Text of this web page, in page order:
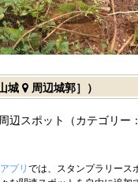
城 周辺城郭］）
辺スポット（カテゴリー
プリ では、スタンプラリース